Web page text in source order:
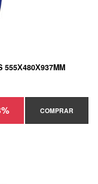
555Х480Х937MM
COMPRAR